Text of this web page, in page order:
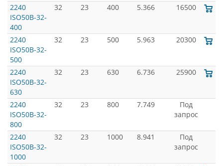
2240
ISO50B-32-
400
32 23 400 5.366 16500
2240
ISO50B-32-
500
32 23 500 5.963 20300
2240
ISO50B-32-
630
32 23 630 6.736 25900
2240
ISO50B-32-
800
32 23 800 7.749
Под
запрос
2240
ISO50B-32-
1000
32 23 1000 8.941
Под
запрос